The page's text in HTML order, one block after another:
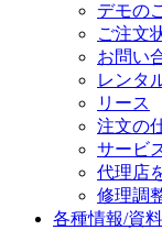
デモの
ご注文
お問い
レンタ
リース
注文の
サービ
代理店
修理調
各種情報/資料